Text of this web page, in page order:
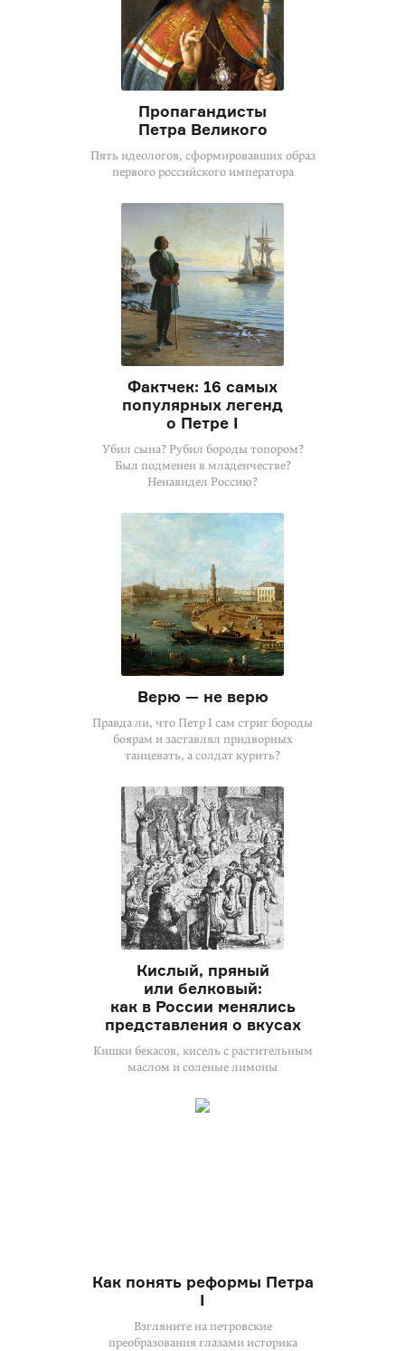
Пропагандисты
Петра Великого
Пять идеологов, сформировавших образ
первого российского императора
Фактчек: 16 самых
популярных легенд
о Петре I
Убил сына? Рубил бороды топором?
Был подменен в младенчестве?
Ненавидел Россию?
Верю — не верю
Правда ли, что Петр I сам стриг бороды
боярам и заставлял придворных
танцевать, а солдат курить?
Кислый, пряный
или белковый:
как в России менялись
представления о вкусах
Кишки бекасов, кисель с растительным
маслом и соленые лимоны
Как понять реформы Петра
I
Взгляните на петровские
преобразования глазами историка